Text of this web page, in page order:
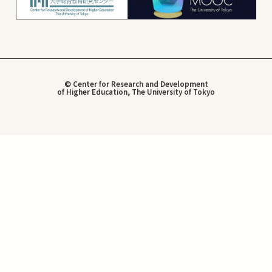
© Center for Research and Development
of Higher Education, The University of Tokyo